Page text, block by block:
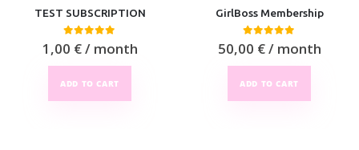
TEST SUBSCRIPTION
0 out of 5
1,00 €/ month
ADD TO CART
GirlBoss Membership
0out of 5
50,00 €/ month
ADD TO CART